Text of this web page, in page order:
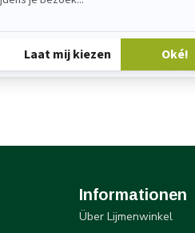
Zeige1
Informationen
Über Lijmenwinkel